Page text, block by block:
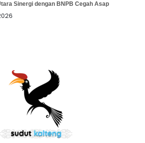
Sinergi dengan BNPB Cegah Asap